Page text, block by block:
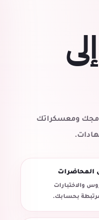
ومعسكراتك
المحاضرات
والاختبارات
بحسابك.